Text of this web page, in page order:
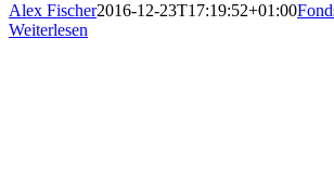
Alex Fischer2016-12-23T17:19:52+01:00
Weiterlesen